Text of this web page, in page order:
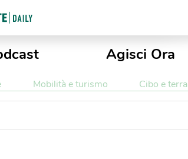
Agisci Ora
Mobilità e turismo Cibo e terra